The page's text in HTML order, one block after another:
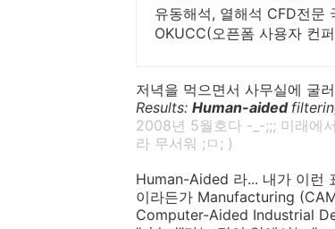
유동해석, 열해석 CFD전문
OKUCC(오픈폼 사용자 컨
저녁을 먹으면서 사무실에 굴
Results: Human-aided
2008년 5월호다 -_-;;; 미래에
라 무서워 ;ㅁ; )
Human-Aided 라... 내가 이런
이라든가 Manufacturing
Computer-Aided Industrial